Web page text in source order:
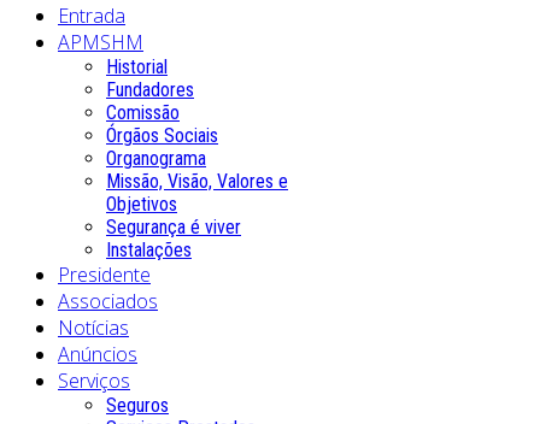
Entrada
APMSHM
Historial
Fundadores
Comissão
Órgãos Sociais
Organograma
Missão, Visão, Valores e
Objetivos
Segurança é viver
Instalações
Presidente
Associados
Notícias
Anúncios
Serviços
Seguros